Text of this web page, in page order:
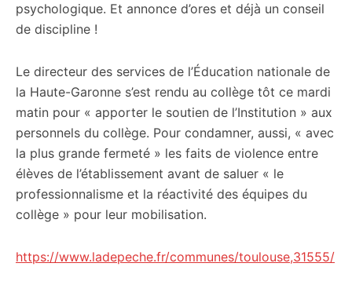
psychologique. Et annonce d’ores et déjà un conseil
de discipline !
Le directeur des services de l’Éducation nationale de
la Haute-Garonne s’est rendu au collège tôt ce mardi
matin pour « apporter le soutien de l’Institution » aux
personnels du collège. Pour condamner, aussi, « avec
la plus grande fermeté » les faits de violence entre
élèves de l’établissement avant de saluer « le
professionnalisme et la réactivité des équipes du
collège » pour leur mobilisation.
https://www.ladepeche.fr/communes/toulouse,31555/